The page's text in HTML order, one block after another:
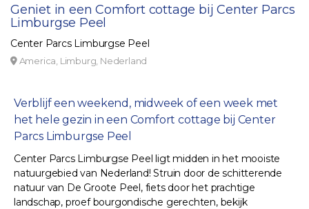
Geniet in een Comfort cottage bij Center Parcs
Limburgse Peel
Center Parcs Limburgse Peel
America, Limburg, Nederland
Verblijf een weekend, midweek of een week met
het hele gezin in een Comfort cottage bij Center
Parcs Limburgse Peel
Center Parcs Limburgse Peel ligt midden in het mooiste
natuurgebied van Nederland! Struin door de schitterende
natuur van De Groote Peel, fiets door het prachtige
landschap, proef bourgondische gerechten, bekijk